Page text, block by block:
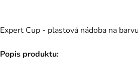
Expert Cup - plastová nádoba na
Popis produktu: